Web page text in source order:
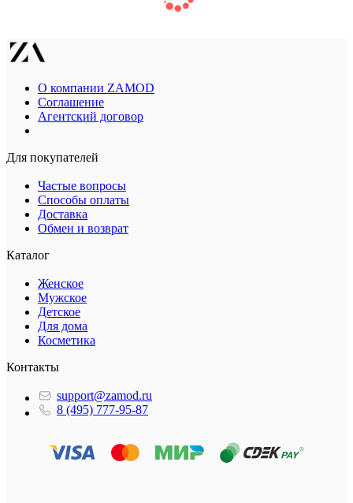
О компании ZAMOD
Соглашение
Агентский договор
Для покупателей
Частые вопросы
Способы оплаты
Доставка
Обмен и возврат
Каталог
Женское
Мужское
Детское
Для дома
Косметика
Контакты
support@zamod.ru
8 (495) 777-95-87